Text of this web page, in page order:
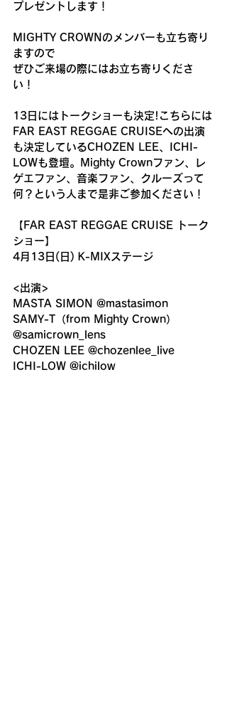
プレゼントします！
MIGHTY CROWNのメンバーも立ち寄り
ますので
ぜひご来場の際にはお立ち寄りくださ
い！
13日にはトークショーも決定!こちらには
FAR EAST REGGAE CRUISEへの出演
も決定しているCHOZEN LEE、ICHI-
LOWも登壇。Mighty Crownファン、レ
ゲエファン、音楽ファン、クルーズって
何？という人まで是非ご参加ください！
【FAR EAST REGGAE CRUISE トーク
ショー】
4月13日(日) K-MIXステージ
<出演>
MASTA SIMON @mastasimon
SAMY-T（from Mighty Crown）
@samicrown_lens
CHOZEN LEE @chozenlee_live
ICHI-LOW @ichilow